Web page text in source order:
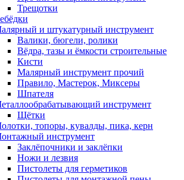
Трещотки
и штукатурный инструмент
Валики, бюгели, ролики
Вёдра, тазы и ёмкости строительные
Кисти
Малярный инструмент прочий
Правило, Мастерок, Миксеры
Шпателя
инструмент
Щётки
топоры, кувалды, пика, керн
инструмент
Заклёпочники и заклёпки
Ножи и лезвия
Пистолеты для герметиков